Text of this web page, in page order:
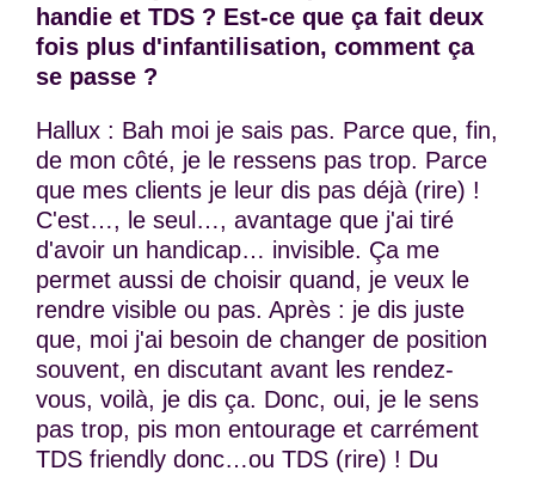
handie et TDS ? Est-ce que ça fait deux
fois plus d'infantilisation, comment ça
se passe ?
Hallux : Bah moi je sais pas. Parce que, fin,
de mon côté, je le ressens pas trop. Parce
que mes clients je leur dis pas déjà (rire) !
C'est…, le seul…, avantage que j'ai tiré
d'avoir un handicap… invisible. Ça me
permet aussi de choisir quand, je veux le
rendre visible ou pas. Après : je dis juste
que, moi j'ai besoin de changer de position
souvent, en discutant avant les rendez-
vous, voilà, je dis ça. Donc, oui, je le sens
pas trop, pis mon entourage et carrément
TDS friendly donc…ou TDS (rire) ! Du